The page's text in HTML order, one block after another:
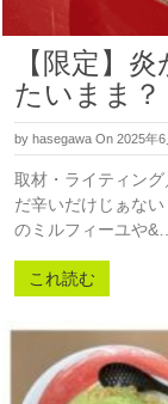
【限定】
たいまま？
by hasegawa On 2025年
取材・ライティン
だ辛いだけじぁな
のミルフィーユや&…
これ読む